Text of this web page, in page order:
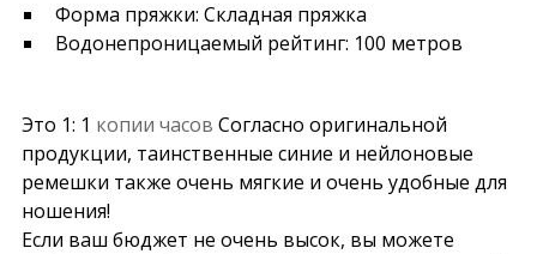
Форма пряжки: Складная пряжка
Водонепроницаемый рейтинг: 100 метров
Это 1: 1 копии часов Согласно оригинальной
продукции, таинственные синие и нейлоновые
ремешки также очень мягкие и очень удобные для
ношения!
Если ваш бюджет не очень высок, вы можете